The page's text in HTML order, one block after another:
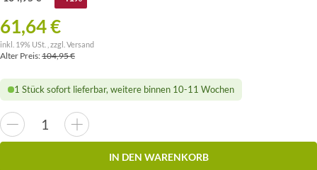
61,64 €
inkl. 19% USt. , zzgl. Versand
Alter Preis:104,95 €
1 Stück sofort lieferbar, weitere binnen 10-11 Wochen
IN DEN WARENKORB